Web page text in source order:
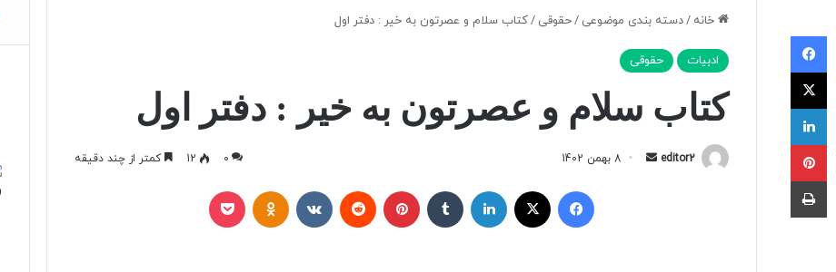
خانه /دسته بندی موضوعی /حقوقی /کتاب سلام و عصرتون به خیر : دفتر اول
ادبیات حقوقی
کتاب سلام و عصرتون به خیر : دفتر اول
editor2 8 بهمن 1402 0
12 کمتر از چند دقیقه